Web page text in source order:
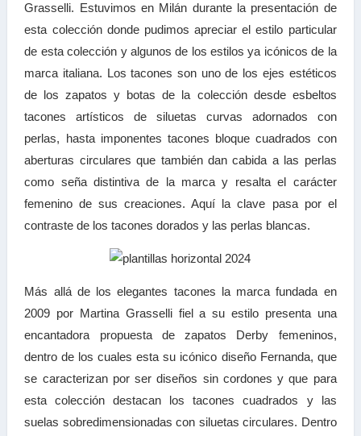
Grasselli. Estuvimos en Milán durante la presentación de
esta colección donde pudimos apreciar el estilo particular
de esta colección y algunos de los estilos ya icónicos de la
marca italiana. Los tacones son uno de los ejes estéticos
de los zapatos y botas de la colección desde esbeltos
tacones artísticos de siluetas curvas adornados con
perlas, hasta imponentes tacones bloque cuadrados con
aberturas circulares que también dan cabida a las perlas
como seña distintiva de la marca y resalta el carácter
femenino de sus creaciones. Aquí la clave pasa por el
contraste de los tacones dorados y las perlas blancas.
Más allá de los elegantes tacones la marca fundada en
2009 por Martina Grasselli fiel a su estilo presenta una
encantadora propuesta de zapatos Derby femeninos,
dentro de los cuales esta su icónico diseño Fernanda, que
se caracterizan por ser diseños sin cordones y que para
esta colección destacan los tacones cuadrados y las
suelas sobredimensionadas con siluetas circulares. Dentro